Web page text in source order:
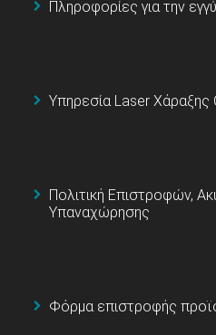
Πληροφορίες για την
Υπηρεσία Laser Χάραξης
Πολιτική Επιστροφών,
Υπαναχώρησης
Φόρμα επιστροφής